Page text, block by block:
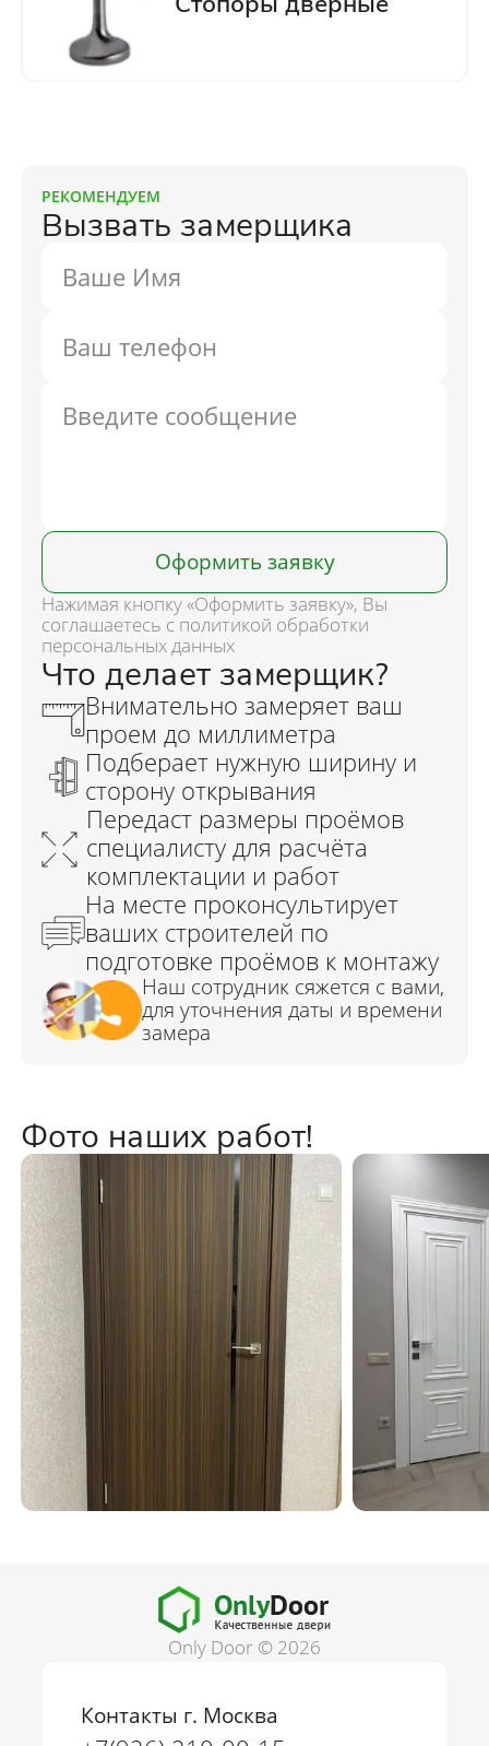
РЕКОМЕНДУЕМ
Вызвать замерщика
Оформить заявку
Нажимая кнопку «Оформить заявку», Вы
соглашаетесь с политикой обработки
персональных данных
Фото наших работ!
Only Door © 2026
Контакты г. Москва